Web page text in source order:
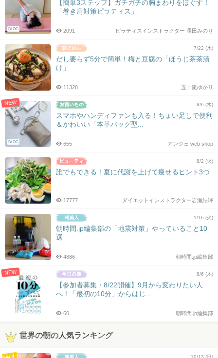
BLOG
【簡単3ステップ】ガチガチの胸まわりをほぐす！
「巻き肩対策ピラティス」
ピラティスインストラクター 澤田みのり
2091
7/22 (水)
だし要らず5分で簡単！梅と豆腐の「ほうじ茶茶漬
け」
五十嵐ゆかり
11328
NEW
BLOG
8/6 (木)
スマホやハンディファンも入る！ちょい足しで便利
＆かわいい「本革バッグ型...
アンジェ web shop
655
8/2 (火)
誰でもできる！夏に代謝を上げて痩せるヒント3つ
ダイエットインストラクター岩瀬結暉
17777
1/16 (火)
朝時間.jp編集部の「地震対策」やっていること10
選
朝時間.jp編集部
4886
NEW 8/6 (木)
【参加者募集・8/22開催】9月から変わりたい人
へ！「最初の10分」からはじ...
朝時間.jp編集部
60
世界の朝の人気ランキング
10/13 (日)